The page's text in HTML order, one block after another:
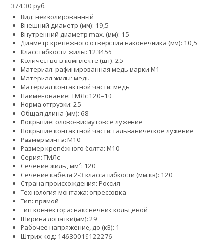
374.30 руб.
Вид: неизолированный
Внешний диаметр (мм): 19,5
Внутренний диаметр max. (мм): 15
Диаметр крепежного отверстия наконечника (мм): 10,5
Класс гибкости жилы: 123456
Количество в комплекте (шт): 25
Материал: рафинированная медь марки М1
Материал жилы: медь
Материал контактной части: медь
Наименование: ТМЛс 120–10
Норма отгрузки: 25
Общая длина (мм): 68
Покрытие: олово-висмутовое лужение
Покрытие контактной части: гальваническое лужение
Размер винта: М10
Размер крепёжного болта: М10
Серия: ТМЛс
Сечение жилы, мм²: 120
Сечение кабеля 2-3 класса гибкости (мм.кв): 120
Страна происхождения: Россия
Технология монтажа: опрессовка
Тип: прямой
Тип коннектора: наконечник кольцевой
Ширина лопатки(мм): 29
Рабочее напряжение, до (кВ): 1
Штрих-код: 14630019122276